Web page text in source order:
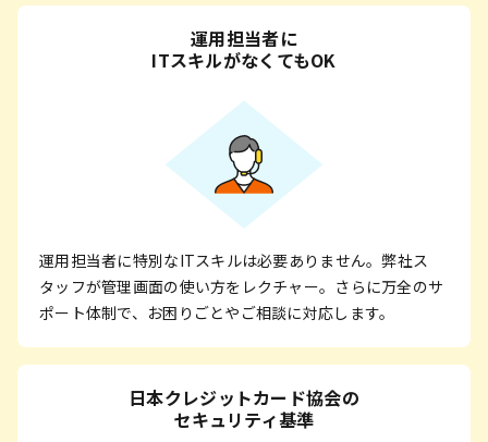
運用担当者に
ITスキルがなくてもOK
運用担当者に特別なITスキルは必要ありません。弊社ス
タッフが管理画面の使い方をレクチャー。さらに万全のサ
ポート体制で、お困りごとやご相談に対応します。
日本クレジットカード協会の
セキュリティ基準